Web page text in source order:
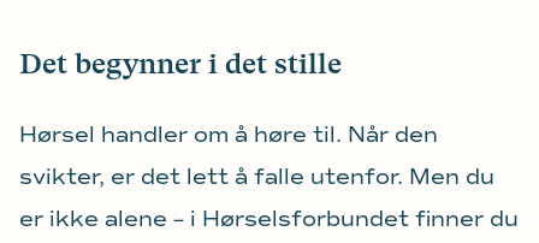
Det begynner i det stille
Hørsel handler om å høre til. Når den
svikter, er det lett å falle utenfor. Men du
er ikke alene – i Hørselsforbundet finner du